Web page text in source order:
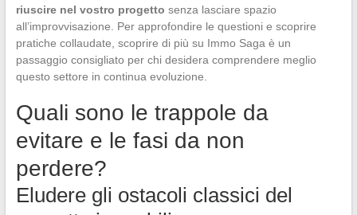
riuscire nel vostro progetto senza lasciare spazio
all’improvvisazione. Per approfondire le questioni e scoprire
pratiche collaudate, scoprire di più su Immo Saga è un
passaggio consigliato per chi desidera comprendere meglio
questo settore in continua evoluzione.
Quali sono le trappole da
evitare e le fasi da non
perdere?
Eludere gli ostacoli classici del